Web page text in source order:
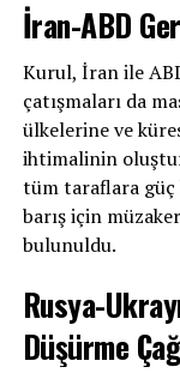
İran-ABD
Kurul, İran ile
çatışmaları da
ülkelerine ve
ihtimalinin
tüm taraflara güç
barış için
bulunuldu.
Rusya-
Düşürme